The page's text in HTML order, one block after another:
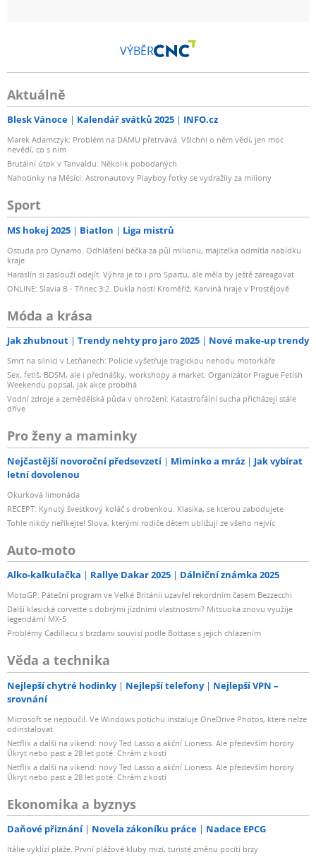
VÝBĚR
Aktuálně
Blesk Vánoce Kalendář svátků 2025 INFO.cz
Marek Adamczyk: Problém na DAMU přetrvává. Všichni o něm vědí, jen moc
nevědí, co s ním
Brutální útok v Tanvaldu: Několik pobodaných
Nahotinky na Měsíci: Astronautovy Playboy fotky se vydražily za miliony
Sport
MS hokej 2025 Biatlon Liga mistrů
Ostuda pro Dynamo. Odhlášení béčka za půl milionu, majitelka odmítla nabídku
kraje
Haraslín si zaslouží odejít. Výhra je to i pro Spartu, ale měla by ještě zareagovat
ONLINE: Slavia B - Třinec 3:2. Dukla hostí Kroměříž, Karviná hraje v Prostějově
Móda a krása
Jak zhubnout Trendy nehty pro jaro 2025 Nové make-up trendy
Smrt na silnici v Letňanech: Policie vyšetřuje tragickou nehodu motorkáře
Sex, fetiš, BDSM, ale i přednášky, workshopy a market. Organizátor Prague Fetish
Weekendu popsal, jak akce probíhá
Vodní zdroje a zemědělská půda v ohrožení: Katastrofální sucha přicházejí stále
dříve
Pro ženy a maminky
Nejčastější novoroční předsevzetí Miminko a mráz
Jak vybírat
letní dovolenou
Okurková limonáda
RECEPT: Kynutý švestkový koláč s drobenkou. Klasika, se kterou zabodujete
Tohle nikdy neříkejte! Slova, kterými rodiče dětem ubližují ze všeho nejvíc
Auto-moto
Alko-kalkulačka Rallye Dakar 2025 Dálniční známka 2025
MotoGP: Páteční program ve Velké Británii uzavřel rekordním časem Bezzecchi
Další klasická corvette s dobrými jízdními vlastnostmi? Mitsuoka znovu využije
legendární MX-5
Problémy Cadillacu s brzdami souvisí podle Bottase s jejich chlazením
Věda a technika
Nejlepší chytré hodinky Nejlepší telefony
Nejlepší VPN –
srovnání
Microsoft se nepoučil. Ve Windows potichu instaluje OneDrive Photos, které nelze
odinstalovat
Netflix a další na víkend: nový Ted Lasso a akční Lioness. Ale především horory
Úkryt nebo past a 28 let poté: Chrám z kostí
Netflix a další na víkend: nový Ted Lasso a akční Lioness. Ale především horory
Úkryt nebo past a 28 let poté: Chrám z kostí
Ekonomika a byznys
Daňové přiznání Novela zákoníku práce Nadace EPCG
Itálie vyklízí pláže. První plážové kluby mizí, turisté změnu pocítí brzy